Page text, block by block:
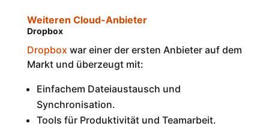
Weiteren Cloud-Anbieter
Dropbox
Dropbox war einer der ersten Anbieter auf dem
Markt und überzeugt mit:
Einfachem Dateiaustausch und
Synchronisation.
Tools für Produktivität und Teamarbeit.